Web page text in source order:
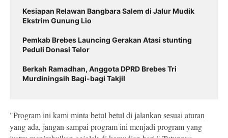
Kesiapan Relawan Bangbara Salem di Jalur Mudik
Ekstrim Gunung Lio
Pemkab Brebes Launcing Gerakan Atasi stunting
Peduli Donasi Telor
Berkah Ramadhan, Anggota DPRD Brebes Tri
Murdiningsih Bagi-bagi Takjil
"Program ini kami minta betul betul di jalankan sesuai aturan
yang ada, jangan sampai program ini menjadi program yang